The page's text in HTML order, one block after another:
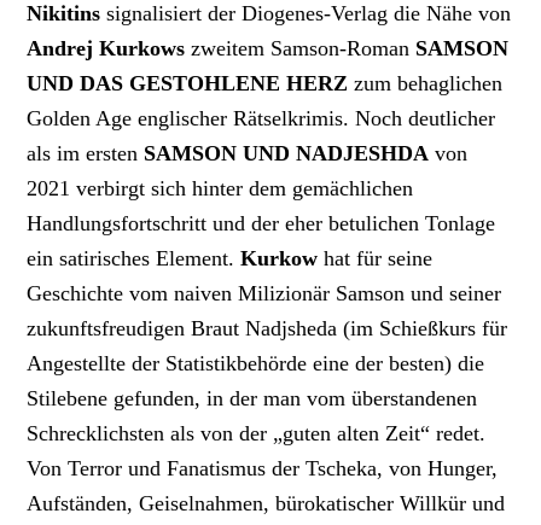
Nikitins signalisiert der Diogenes-Verlag die Nähe von
Andrej Kurkowszweitem Samson-Roman SAMSON
UND DAS GESTOHLENE HERZ zum behaglichen
Golden Age englischer Rätselkrimis. Noch deutlicher
als im ersten SAMSON UND NADJESHDA von
2021 verbirgt sich hinter dem gemächlichen
Handlungsfortschritt und der eher betulichen Tonlage
ein satirisches Element.Kurkow hat für seine
Geschichte vom naiven Milizionär Samson und seiner
zukunftsfreudigen Braut Nadjsheda (im Schießkurs für
Angestellte der Statistikbehörde eine der besten) die
Stilebene gefunden, in der man vom überstandenen
Schrecklichsten als von der „guten alten Zeit“ redet.
Von Terror und Fanatismus der Tscheka, von Hunger,
Aufständen, Geiselnahmen, bürokatischer Willkür und